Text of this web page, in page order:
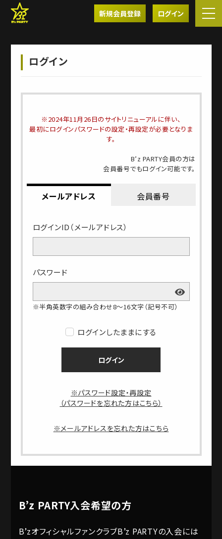
新規会員登録 ログイン
ログイン
※2024年11月26日のサイトリニューアルに伴い、
最初にログインパスワードの設定・再設定が必要となりま
す。
B’z PARTY会員の方は
会員番号でもログイン可能です。
メールアドレス 会員番号
ログインID（メールアドレス）
パスワード
※半角英数字の組み合わせ8～16文字（記号不可）
ログインしたままにする
ログイン
※パスワード設定・再設定
（パスワードを忘れた方はこちら）
※メールアドレスを忘れた方はこちら
B’z PARTY入会希望の方
B’zオフィシャルファンクラブB’z PARTYの入会には